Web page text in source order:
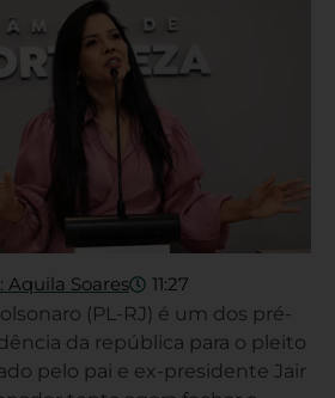
Aquila Soares 11:27
(PL-RJ) é um dos pré-
da república para o pleito
pelo pai e ex-presidente Jair